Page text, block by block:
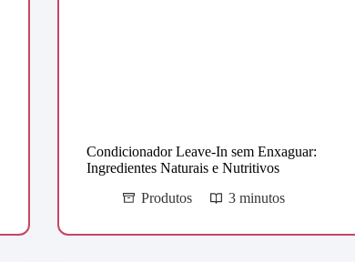
Condicionador Leave-In sem Enxaguar:
Ingredientes Naturais e Nutritivos
Produtos
3 minutos